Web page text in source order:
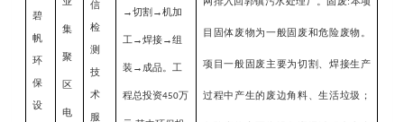
碧
帆
环
保
设
集
聚
区
电
信
检
测
技
术
服
→切割→机加
工→焊接→组
装→成品 。工
程总投资450万
目固体废物为一般固废和危险废物
项目一般固废主要为切割、焊接生产
过程中产生的废边角料、生活垃圾 ；